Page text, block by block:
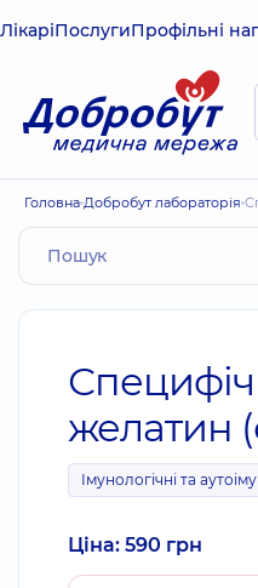
ЛікаріПослугиПрофільні
Головна Добробут лабораторія
желатин
Імунологічні та
Ціна: 590 грн